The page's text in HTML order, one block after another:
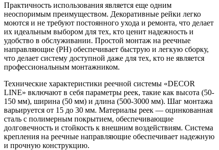
Практичность использования является еще одним
неоспоримым преимуществом. Декоративные рейки легко
моются и не требуют постоянного ухода и ремонта, что делает
их идеальным выбором для тех, кто ценит надежность и
удобство в обслуживании. Простой монтаж на реечные
направляющие (РН) обеспечивает быструю и легкую сборку,
что делает систему доступной даже для тех, кто не является
профессиональным монтажником.
Технические характеристики реечной системы «DECOR
LINE» включают в себя параметры реек, такие как высота (50-
150 мм), ширина (50 мм) и длина (500-3000 мм). Шаг монтажа
варьируется от 15 до 30 мм. Материалы реек — оцинкованная
сталь с полимерным покрытием, обеспечивающие
долговечность и стойкость к внешним воздействиям. Система
крепления на реечные направляющие обеспечивает надежную
и прочную конструкцию.